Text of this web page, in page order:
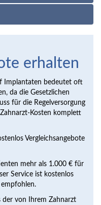
erhalten
Implantaten bedeutet oft
da die Gesetzlichen
für die Regelversorgung
Kosten komplett
Vergleichsangebote
mehr als 1.000 € für
Service ist kostenlos
der von Ihrem Zahnarzt